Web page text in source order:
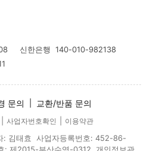
신한은행 140-010-982138
문의 교환/반품 문의
사업자번호확인 이용약관
: 김태효 사업자등록번호: 452-86-